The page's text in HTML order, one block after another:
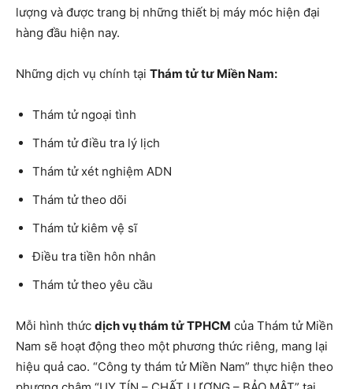
lượng và được trang bị những thiết bị máy móc hiện đại
hàng đầu hiện nay.
Những dịch vụ chính tại Thám tử tư Miền Nam:
Thám tử ngoại tình
Thám tử điều tra lý lịch
Thám tử xét nghiệm ADN
Thám tử theo dõi
Thám tử kiêm vệ sĩ
Điều tra tiền hôn nhân
Thám tử theo yêu cầu
Mỗi hình thức dịch vụ thám tử TPHCM của Thám tử Miền
Nam sẽ hoạt động theo một phương thức riêng, mang lại
hiệu quả cao. “Công ty thám tử Miền Nam” thực hiện theo